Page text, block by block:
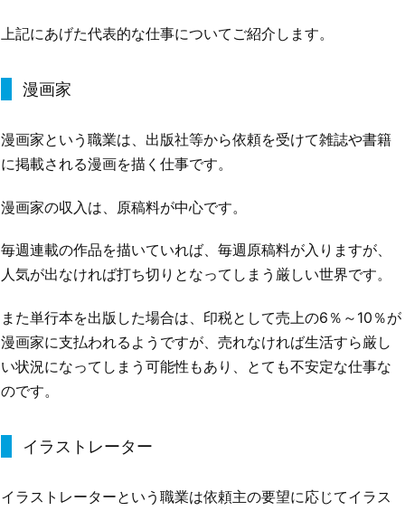
上記にあげた代表的な仕事についてご紹介します。
漫画家
漫画家という職業は、出版社等から依頼を受けて雑誌や書籍
に掲載される漫画を描く仕事です。
漫画家の収入は、原稿料が中心です。
毎週連載の作品を描いていれば、毎週原稿料が入りますが、
人気が出なければ打ち切りとなってしまう厳しい世界です。
また単行本を出版した場合は、印税として売上の6％～10％が
漫画家に支払われるようですが、売れなければ生活すら厳し
い状況になってしまう可能性もあり、とても不安定な仕事な
のです。
イラストレーター
イラストレーターという職業は依頼主の要望に応じてイラス